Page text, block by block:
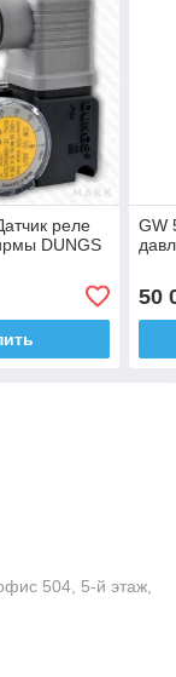
реле
DUNGS
GW
50
504, 5-й этаж,